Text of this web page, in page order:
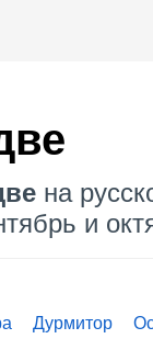
на
и
Дурмитор